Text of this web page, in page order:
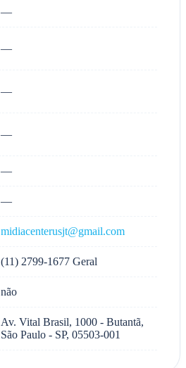
—
—
—
—
—
—
midiacenterusjt@gmail.com
(11) 2799-1677 Geral
não
Av. Vital Brasil, 1000 - Butantã,
São Paulo - SP, 05503-001